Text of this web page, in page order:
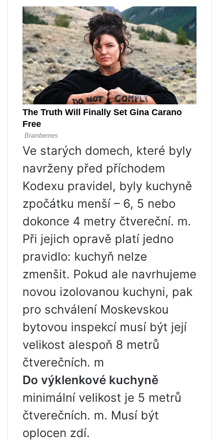
Ve starých domech, které byly
navrženy před příchodem
Kodexu pravidel, byly kuchyně
zpočátku menší – 6, 5 nebo
dokonce 4 metry čtvereční. m.
Při jejich opravě platí jedno
pravidlo: kuchyň nelze
zmenšit. Pokud ale navrhujeme
novou izolovanou kuchyni, pak
pro schválení Moskevskou
bytovou inspekcí musí být její
velikost alespoň 8 metrů
čtverečních. m
Do výklenkové kuchyně
minimální velikost je 5 metrů
čtverečních. m. Musí být
oplocen zdí.